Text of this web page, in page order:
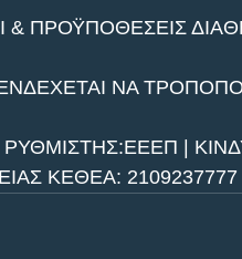
& ΠΡΟΫΠΟΘΕΣΕΙΣ
ΝΑ
|
ΚΕΘΕΑ: